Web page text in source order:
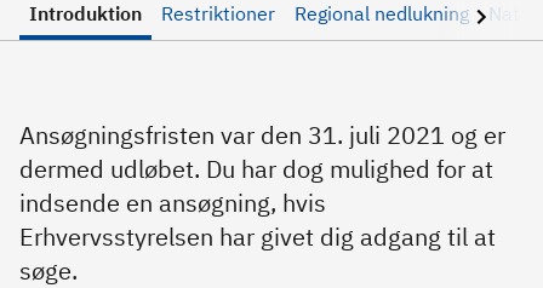
Introduktion Restriktioner Regional nedlukning
Ansøgningsfristen var den 31. juli 2021 og er
dermed udløbet. Du har dog mulighed for at
indsende en ansøgning, hvis
Erhvervsstyrelsen har givet dig adgang til at
søge.